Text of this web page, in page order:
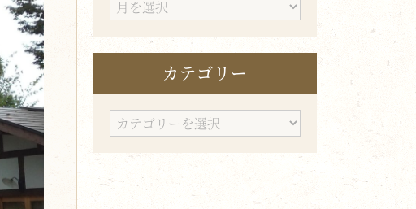
ア
カ
ブ
カテゴリー
カ
ゴ